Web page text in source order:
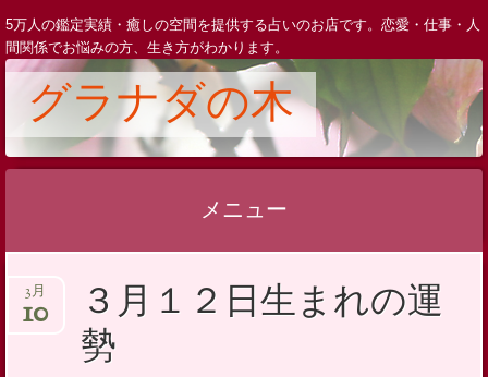
5万人の鑑定実績・癒しの空間を提供する占いのお店です。恋愛・仕事・人
間関係でお悩みの方、生き方がわかります。
グラナダの木
メニュー
ン
３月１２日生まれの運
勢
3月
10